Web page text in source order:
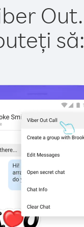
Out.
să: